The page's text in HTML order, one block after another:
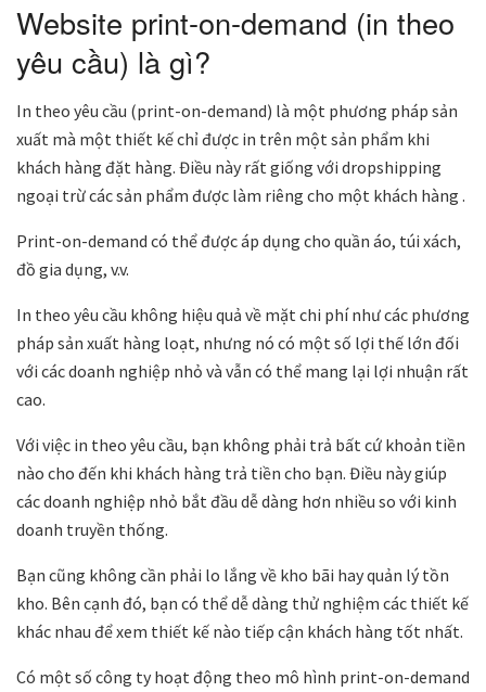
Website print-on-demand (in theo
yêu cầu) là gì?
In theo yêu cầu (print-on-demand) là một phương pháp sản
xuất mà một thiết kế chỉ được in trên một sản phẩm khi
khách hàng đặt hàng. Điều này rất giống với dropshipping
ngoại trừ các sản phẩm được làm riêng cho một khách hàng .
Print-on-demand có thể được áp dụng cho quần áo, túi xách,
đồ gia dụng, v.v.
In theo yêu cầu không hiệu quả về mặt chi phí như các phương
pháp sản xuất hàng loạt, nhưng nó có một số lợi thế lớn đối
với các doanh nghiệp nhỏ và vẫn có thể mang lại lợi nhuận rất
cao.
Với việc in theo yêu cầu, bạn không phải trả bất cứ khoản tiền
nào cho đến khi khách hàng trả tiền cho bạn. Điều này giúp
các doanh nghiệp nhỏ bắt đầu dễ dàng hơn nhiều so với kinh
doanh truyền thống.
Bạn cũng không cần phải lo lắng về kho bãi hay quản lý tồn
kho. Bên cạnh đó, bạn có thể dễ dàng thử nghiệm các thiết kế
khác nhau để xem thiết kế nào tiếp cận khách hàng tốt nhất.
Có một số công ty hoạt động theo mô hình print-on-demand